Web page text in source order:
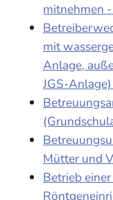
mitnehmen
mit
Anlage,
JGS-
Mütter und
Betrieb